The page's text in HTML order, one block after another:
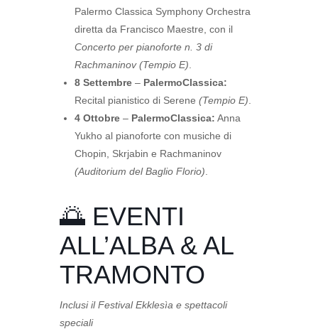
Palermo Classica Symphony Orchestra
diretta da Francisco Maestre, con il
Concerto per pianoforte n. 3 di
Rachmaninov (Tempio E)
8 Settembre – PalermoClassica:
Recital pianistico di Serene (Tempio E)
4 Ottobre – PalermoClassica: Anna
Yukho al pianoforte con musiche di
Chopin, Skrjabin e Rachmaninov
(Auditorium del Baglio Florio)
🌅 EVENTI
ALL’ALBA & AL
TRAMONTO
Inclusi il Festival Ekklesìa e spettacoli
speciali